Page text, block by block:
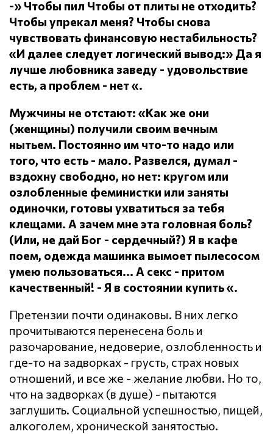
-» Чтобы пил Чтобы от плиты не отходить?
Чтобы упрекал меня? Чтобы снова
чувствовать финансовую нестабильность?
«И далее следует логический вывод:» Да я
лучше любовника заведу - удовольствие
есть, а проблем - нет «.
Мужчины не отстают: «Как же они
(женщины) получили своим вечным
нытьем. Постоянно им что-то надо или
того, что есть - мало. Развелся, думал -
вздохну свободно, но нет: кругом или
озлобленные феминистки или заняты
одиночки, готовы ухватиться за тебя
клещами. А зачем мне эта головная боль?
(Или, не дай Бог - сердечный?) Я в кафе
поем, одежда машинка вымоет пылесосом
умею пользоваться... А секс - притом
качественный! - Я в состоянии купить «.
Претензии почти одинаковы. В них легко
прочитываются перенесена боль и
разочарование, недоверие, озлобленность и
где-то на задворках - грусть, страх новых
отношений, и все же - желание любви. Но то,
что на задворках (в душе) - пытаются
заглушить. Социальной успешностью, пищей,
алкоголем, хронической занятостью.